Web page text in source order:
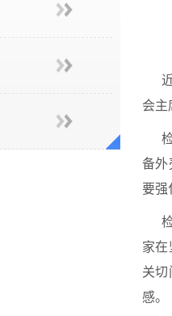
会主
备外
要强
家在
关切
感。